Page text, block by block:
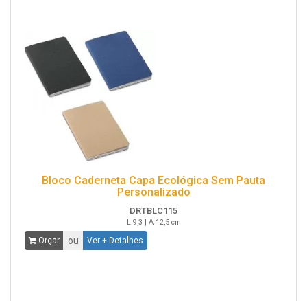
Bloco Caderneta Capa Ecológica Sem Pauta
Personalizado
DRTBLC115
L 9,3 | A 12,5 cm
Orçar ou Ver + Detalhes